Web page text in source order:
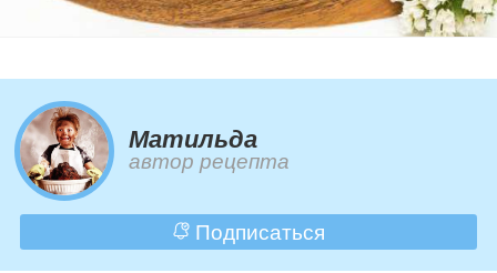
Матильда
автор рецепта
Подписаться